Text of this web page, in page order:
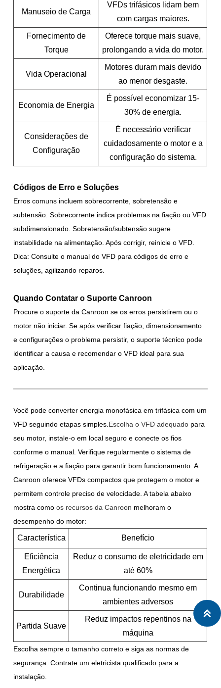
Manuseio de Carga
VFDs trifásicos lidam bem
com cargas maiores.
Fornecimento de
Torque
Oferece torque mais suave,
prolongando a vida do motor.
Vida Operacional
Motores duram mais devido
ao menor desgaste.
Economia de Energia
É possível economizar 15-
30% de energia.
Considerações de
Configuração
É necessário verificar
cuidadosamente o motor e a
configuração do sistema.
Códigos de Erro e Soluções
Erros comuns incluem sobrecorrente, sobretensão e
subtensão. Sobrecorrente indica problemas na fiação ou VFD
subdimensionado. Sobretensão/subtensão sugere
instabilidade na alimentação. Após corrigir, reinicie o VFD.
Dica: Consulte o manual do VFD para códigos de erro e
soluções, agilizando reparos.
Quando Contatar o Suporte Canroon
Procure o suporte da Canroon se os erros persistirem ou o
motor não iniciar. Se após verificar fiação, dimensionamento
e configurações o problema persistir, o suporte técnico pode
identificar a causa e recomendar o VFD ideal para sua
aplicação.
Você pode converter energia monofásica em trifásica com um
VFD seguindo etapas simples. Escolha o VFD adequado para
seu motor, instale-o em local seguro e conecte os fios
conforme o manual. Verifique regularmente o sistema de
refrigeração e a fiação para garantir bom funcionamento. A
Canroon oferece VFDs compactos que protegem o motor e
permitem controle preciso de velocidade. A tabela abaixo
mostra comoos recursos da Canroon melhoram o
desempenho do motor:
Característica Benefício
Eficiência
Energética
Reduz o consumo de eletricidade em
até 60%
Durabilidade
Continua funcionando mesmo em
ambientes adversos
Partida Suave
Reduz impactos repentinos na
máquina
Escolha sempre o tamanho correto e siga as normas de
segurança. Contrate um eletricista qualificado para a
instalação.
